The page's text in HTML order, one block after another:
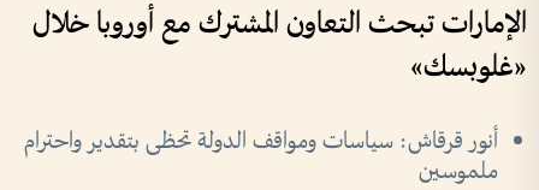
الإمارات تبحث التعاون المشترك مع أوروبا خلال
«غلوبسك»
أنور قرقاش: سياسات ومواقف الدولة تحظى بتقدير واحترام
ملموسين